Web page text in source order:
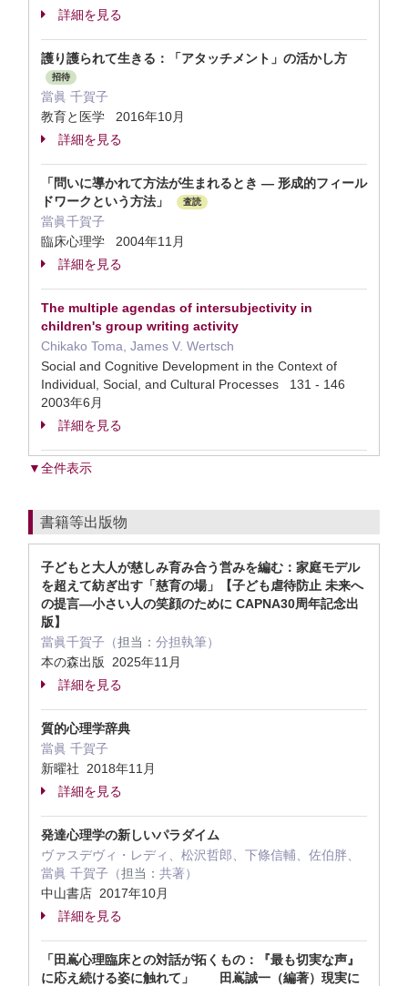
詳細を見る
護り護られて生きる：「アタッチメント」の活かし方
招待
當眞 千賀子
教育と医学 2016年10月
詳細を見る
「問いに導かれて方法が生まれるとき ― 形成的フィール
ドワークという方法」
査読
當眞千賀子
臨床心理学 2004年11月
詳細を見る
The multiple agendas of intersubjectivity in
children's group writing activity
Chikako Toma, James V. Wertsch
Social and Cognitive Development in the Context of
Individual, Social, and Cultural Processes 131 - 146
2003年6月
詳細を見る
▼全件表示
書籍等出版物
子どもと大人が慈しみ育み合う営みを編む：家庭モデル
を超えて紡ぎ出す「慈育の場」【子ども虐待防止 未来へ
の提言―小さい人の笑顔のために CAPNA30周年記念出
版】
當眞千賀子（担当： 分担執筆）
本の森出版 2025年11月
詳細を見る
質的心理学辞典
當眞 千賀子
新曜社 2018年11月
詳細を見る
発達心理学の新しいパラダイム
ヴァスデヴィ・レディ、松沢哲郎、下條信輔、佐伯胖、
當眞 千賀子（担当： 共著）
中山書店 2017年10月
詳細を見る
「田嶌心理臨床との対話が拓くもの：『最も切実な声』
に応え続ける姿に触れて」 田嶌誠一（編著）現実に